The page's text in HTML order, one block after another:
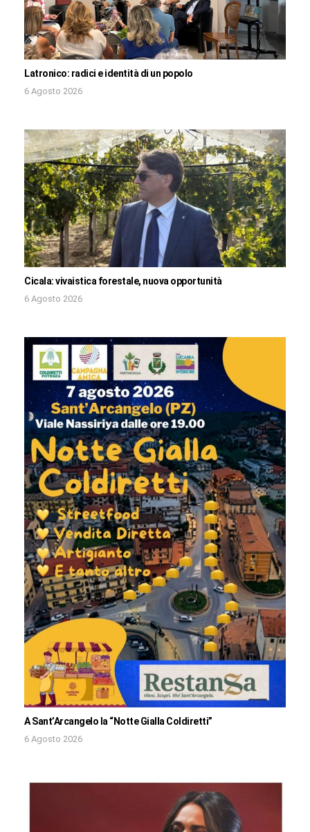
Latronico: radici e identità di un popolo
6 Agosto 2026
Cicala: vivaistica forestale, nuova opportunità
6 Agosto 2026
A Sant’Arcangelo la “Notte Gialla Coldiretti”
6 Agosto 2026